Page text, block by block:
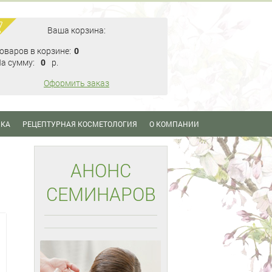
Ваша корзина:
в корзине: 0
сумму: 0 p.
Оформить заказ
РЕЦЕПТУРНАЯ КОСМЕТОЛОГИЯ О КОМПАНИИ
АНОНС
СЕМИНАРОВ